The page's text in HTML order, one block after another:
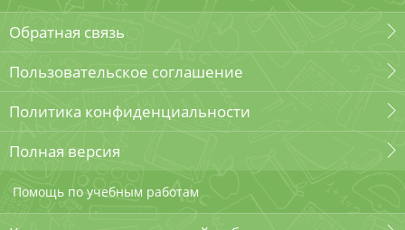
Обратная связь
Пользовательское соглашение
Политика конфиденциальности
Полная версия
Помощь по учебным работам